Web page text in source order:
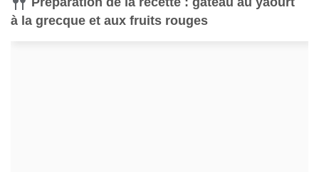
à la grecque et aux fruits rouges